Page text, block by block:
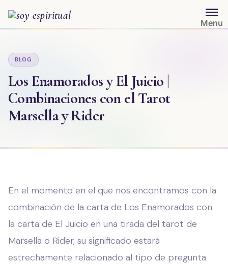
contenido
Menu
BLOG
Los Enamorados y El Juicio |
Combinaciones con el Tarot
Marsella y Rider
En el momento en el que nos encontramos con la
combinación de la carta de Los Enamorados con
la carta de El Juicio en una tirada del tarot de
Marsella o Rider, su significado estará
estrechamente relacionado al tipo de pregunta